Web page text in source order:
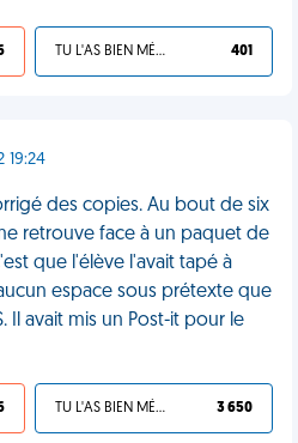
TU L'AS BIEN MÉRITÉ 401
19:24
des copies. Au bout de six
retrouve face à un paquet de
que l'élève l'avait tapé à
espace sous prétexte que
Il avait mis un Post-it pour le
TU L'AS BIEN MÉRITÉ 3 650